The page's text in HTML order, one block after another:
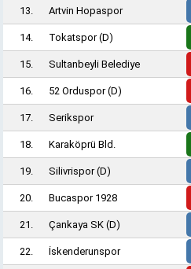
13. Artvin Hopaspor
14. Tokatspor(D)
15. Sultanbeyli Belediye
16. 52 Orduspor(D)
17. Serikspor
18. Karaköprü Bld.
19. Silivrispor(D)
20. Bucaspor 1928
21. Çankaya SK (D)
22. İskenderunspor